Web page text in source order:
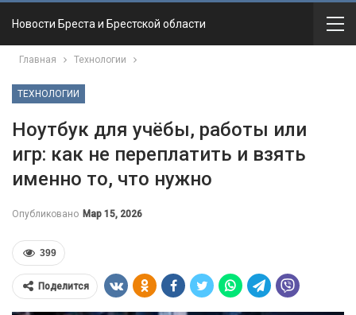
Новости Бреста и Брестской области
Главная Технологии
ТЕХНОЛОГИИ
Ноутбук для учёбы, работы или
игр: как не переплатить и взять
именно то, что нужно
Опубликовано Мар 15, 2026
399
Поделится